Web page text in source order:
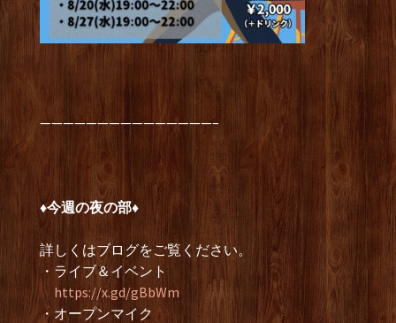
———————————————–
♦︎今週の夜の部♦︎
詳しくはブログをご覧ください。
・ライブ＆イベント
https://x.gd/gBbWm
・オープンマイク